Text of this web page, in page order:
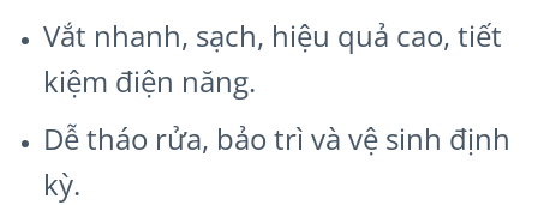
Vắt nhanh, sạch, hiệu quả cao, tiết
kiệm điện năng.
Dễ tháo rửa, bảo trì và vệ sinh định
kỳ.